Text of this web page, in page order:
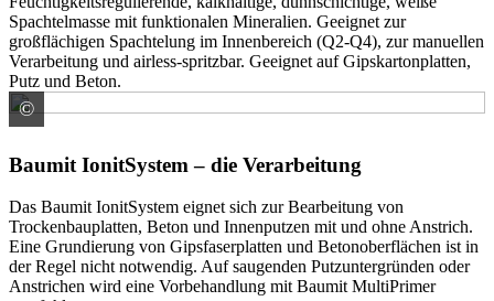
Spachtelmasse mit funktionalen Mineralien. Geeignet zur
großflächigen Spachtelung im Innenbereich (Q2-Q4), zur manuellen
Verarbeitung und airless-spritzbar. Geeignet auf Gipskartonplatten,
Putz und Beton.
© Baumit GmbH
Baumit IonitSystem – die Verarbeitung
Das Baumit IonitSystem eignet sich zur Bearbeitung von
Trockenbauplatten, Beton und Innenputzen mit und ohne Anstrich.
Eine Grundierung von Gipsfaserplatten und Betonoberflächen ist in
der Regel nicht notwendig. Auf saugenden Putzuntergründen oder
Anstrichen wird eine Vorbehandlung mit Baumit MultiPrimer